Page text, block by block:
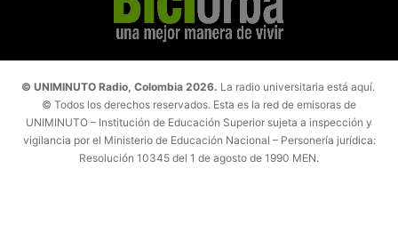
© UNIMINUTO Radio, Colombia 2026. La radio universitaria está aquí.
© Todos los derechos reservados. Esta es la red de emisoras de
UNIMINUTO – Institución de Educación Superior sujeta a inspección y
vigilancia por el Ministerio de Educación Nacional – Personería jurídica:
Resolución 10345 del 1 de agosto de 1990 MEN.